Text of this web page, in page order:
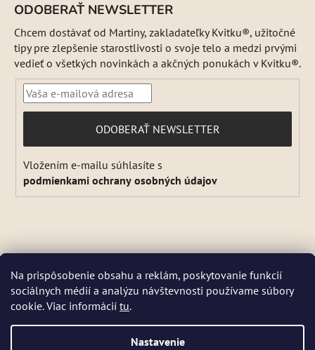
Na prispôsobenie obsahu a reklám, poskytovanie funkcií
sociálnych médií a analýzu návštevnosti používame súbory
cookie. Viac informácií tu.
Nastavenie
DŇA 5 a 6 AUGUSTA NEBUDEME ODOSIELAŤ ŽIADNE ZÁSIELKY. ☀️
Letná prevádzka: Počas horúcich dní chránime kvalitu našich výrobkov,
Niektoré produkty sú počas leta dočasne nedostupné, pretože by sa
ODOBERAŤ NEWSLETTER
Chcem dostávať od Martiny, zakladateľky Kvitku®, užitočné
tipy pre zlepšenie starostlivosti o svoje telo a medzi prvými
vedieť o všetkých novinkách a akčných ponukách v Kvitku®.
PRIHLÁSIŤ
SA
ODOBERAŤ NEWSLETTER
Vložením e-mailu súhlasíte s
podmienkami ochrany osobných údajov
Vytvoril Shoptet
Copyright 2026 Kvitok. Všetky práva vyhradené.Upraviť
nastavenie cookies